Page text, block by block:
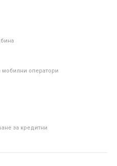
мобилни оператори
за кредитни